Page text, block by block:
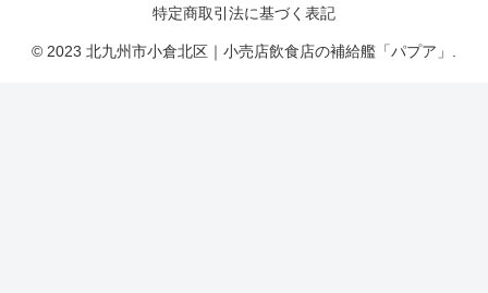
特定商取引法に基づく表記
© 2023 北九州市小倉北区｜小売店飲食店の補給艦「パプア」.